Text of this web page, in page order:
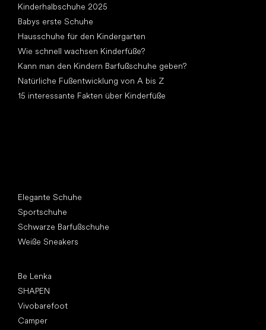
Kinderhalbschuhe 2025
Babys erste Schuhe
Hausschuhe für den Kindergarten
Wie schnell wachsen Kinderfüße?
Kann man den Kindern Barfußschuhe geben?
Natürliche Fußentwicklung von A bis Z
15 interessante Fakten über Kinderfüße
Elegante Schuhe
Sportschuhe
Schwarze Barfußschuhe
Weiße Sneakers
Be Lenka
SHAPEN
Vivobarefoot
Camper